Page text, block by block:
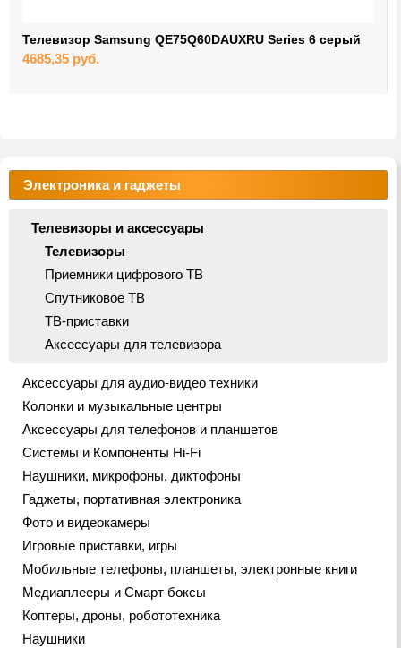
Телевизор Samsung QE75Q60DAUXRU Series 6 серый
4685,35 руб.
Электроника и гаджеты
Телевизоры и аксессуары
Телевизоры
Приемники цифрового ТВ
Спутниковое ТВ
ТВ-приставки
Аксессуары для телевизора
Аксессуары для аудио-видео техники
Колонки и музыкальные центры
Аксессуары для телефонов и планшетов
Системы и Компоненты Hi-Fi
Наушники, микрофоны, диктофоны
Гаджеты, портативная электроника
Фото и видеокамеры
Игровые приставки, игры
Мобильные телефоны, планшеты, электронные книги
Медиаплееры и Смарт боксы
Коптеры, дроны, робототехника
Наушники